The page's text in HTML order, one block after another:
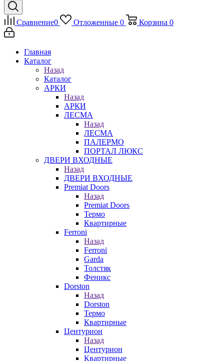
Сравнение0 Отложенные 0 Корзина 0
Главная
Каталог
Назад
Каталог
АРКИ
Назад
АРКИ
ЛЕСМА
Назад
ЛЕСМА
ПАЛЕРМО
ПОРТАЛ ЛЮКС
ДВЕРИ ВХОДНЫЕ
Назад
ДВЕРИ ВХОДНЫЕ
Premiat Doors
Назад
Premiat Doors
Термо
Квартирные
Ferroni
Назад
Ferroni
Garda
Толстяк
Феникс
Dorston
Назад
Dorston
Термо
Квартирные
Центурион
Назад
Центурион
Квартирные